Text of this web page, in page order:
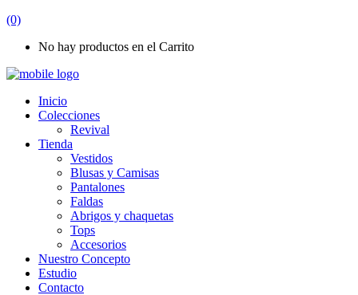
(0)
No hay productos en el Carrito
Inicio
Colecciones
Revival
Tienda
Vestidos
Blusas y Camisas
Pantalones
Faldas
Abrigos y chaquetas
Tops
Accesorios
Nuestro Concepto
Estudio
Contacto